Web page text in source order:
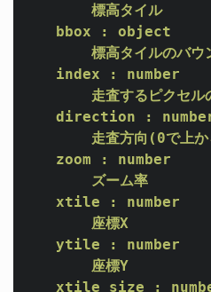
        標高タイル
    bbox : object
標高タイルのバウ
    index : number
走査するピクセル
direction :
走査方向(0で上か
    zoom : number
        ズーム率
    xtile : number
        座標X
    ytile : number
        座標Y
xtile_size :